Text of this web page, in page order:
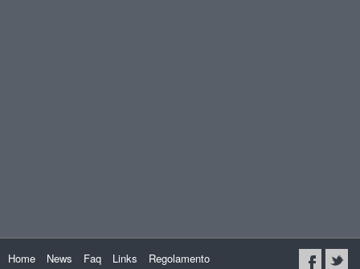
Home News Faq Links
Regolamento